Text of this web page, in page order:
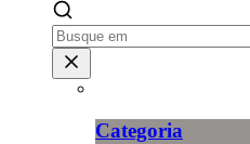
Categoria